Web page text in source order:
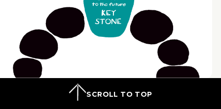
SCROLL TO TOP